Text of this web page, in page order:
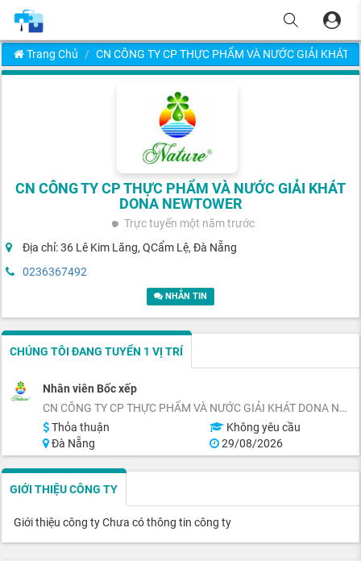
Trang Chủ CN CÔNG TY CP THỰC PHẨM VÀ NƯỚC GIẢI KHÁT
CN CÔNG TY CP THỰC PHẨM VÀ NƯỚC GIẢI KHÁT
DONA NEWTOWER
Trực tuyến một năm trước
Địa chỉ: 36 Lê Kim Lăng, QCẩm Lệ, Đà Nẵng
0236367492
NHẮN TIN
CHÚNG TÔI ĐANG TUYỂN 1 VỊ TRÍ
Nhân viên Bốc xếp
CN CÔNG TY CP THỰC PHẨM VÀ NƯỚC GIẢI KHÁT DONA NEWTOWER
Thỏa thuận
Không yêu cầu
Đà Nẵng
29/08/2026
GIỚI THIỆU CÔNG TY
Giới thiệu công ty Chưa có thông tin công ty